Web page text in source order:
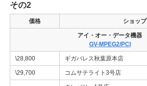
その2
価格 ショップ
アイ・オー・データ機器
GV-MPEG2/PCI
\28,800 ギガパレス秋葉原本店
\29,700 コムサテライト3号店